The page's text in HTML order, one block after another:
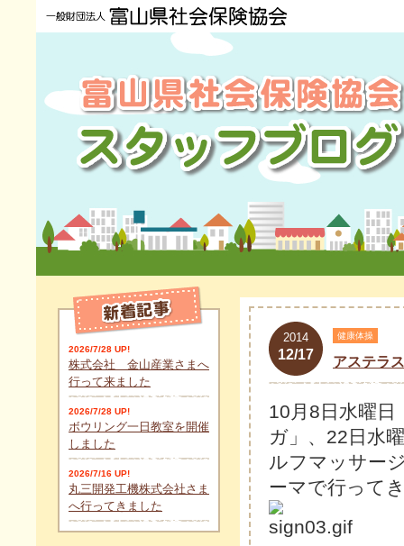
2014
12/17
健康体操
アステラ
10月8日水曜日
ガ」、22日水
ルフマッサー
ーマで行って
2026/7/28 UP!
株式会社 金山産業さまへ
行って来ました
2026/7/28 UP!
ボウリング一日教室を開催
しました
2026/7/16 UP!
丸三開発工機株式会社さま
へ行ってきました